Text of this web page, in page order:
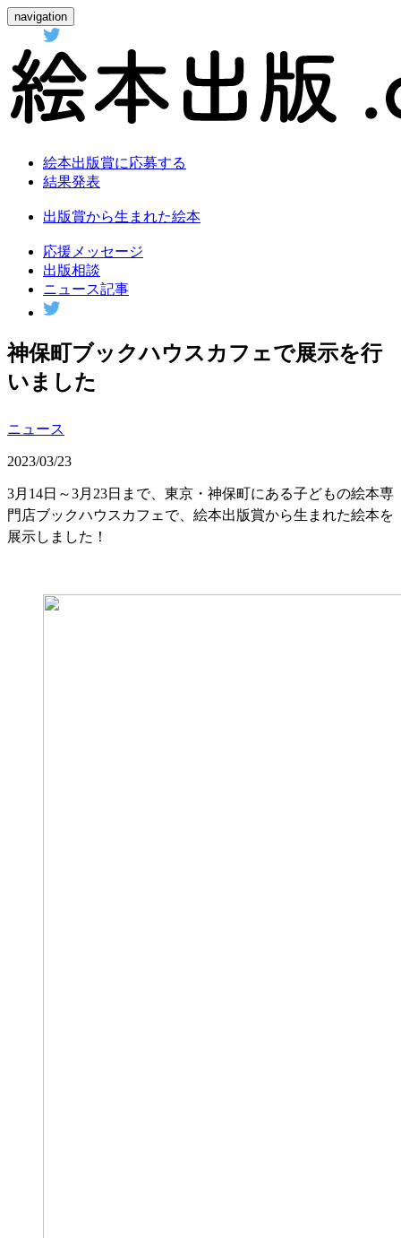
navigation
絵本出版賞に応募する
結果発表
出版賞から生まれた絵本
応援メッセージ
出版相談
ニュース記事
神保町ブックハウスカフェで展示を行
いました
ニュース
2023/03/23
3月14日～3月23日まで、東京・神保町にある子どもの絵本専
門店ブックハウスカフェで、絵本出版賞から生まれた絵本を
展示しました！